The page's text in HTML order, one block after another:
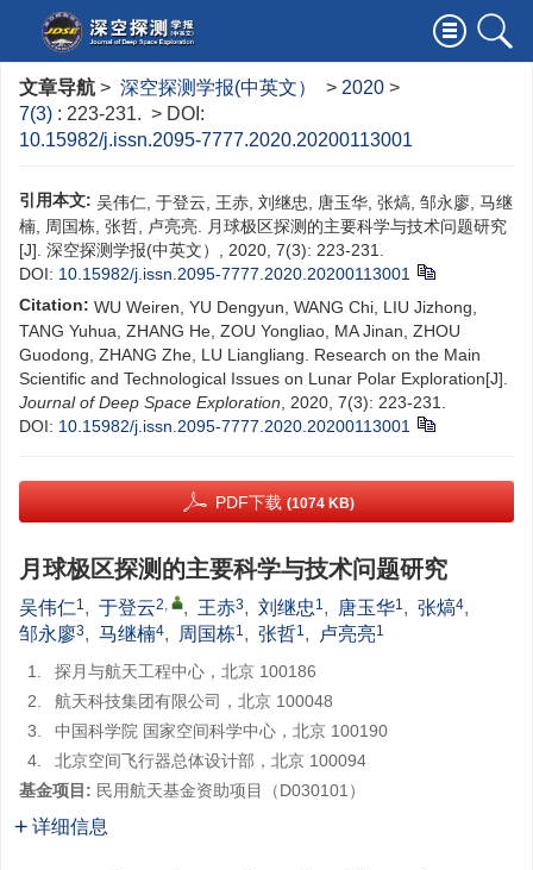
文章导航 > 深空探测学报(中英文） > 2020 >
7(3) : 223-231. > DOI:
10.15982/j.issn.2095-7777.2020.20200113001
引用本文: 吴伟仁, 于登云, 王赤, 刘继忠, 唐玉华, 张熇, 邹永廖, 马继
楠, 周国栋, 张哲, 卢亮亮. 月球极区探测的主要科学与技术问题研究
[J]. 深空探测学报(中英文）, 2020, 7(3): 223-231.
DOI: 10.15982/j.issn.2095-7777.2020.20200113001
Citation: WU Weiren, YU Dengyun, WANG Chi, LIU Jizhong,
TANG Yuhua, ZHANG He, ZOU Yongliao, MA Jinan, ZHOU
Guodong, ZHANG Zhe, LU Liangliang. Research on the Main
Scientific and Technological Issues on Lunar Polar Exploration[J].
Journal of Deep Space Exploration , 2020, 7(3): 223-231.
DOI: 10.15982/j.issn.2095-7777.2020.20200113001
PDF下载 (1074 KB)
月球极区探测的主要科学与技术问题研究
吴伟仁1, 于登云2, , 王赤3, 刘继忠 1, 唐玉华1, 张熇4,
邹永廖3, 马继楠4, 周国栋1, 张哲1, 卢亮亮1
1.
探月与航天工程中心，北京 100186
2.
航天科技集团有限公司，北京 100048
3.
中国科学院 国家空间科学中心，北京 100190
4.
北京空间飞行器总体设计部，北京 100094
基金项目: 民用航天基金资助项目（D030101）
详细信息